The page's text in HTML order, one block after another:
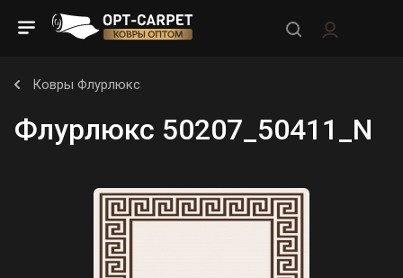
Ковры Флурлюкс
Флурлюкс 50207_50411_N